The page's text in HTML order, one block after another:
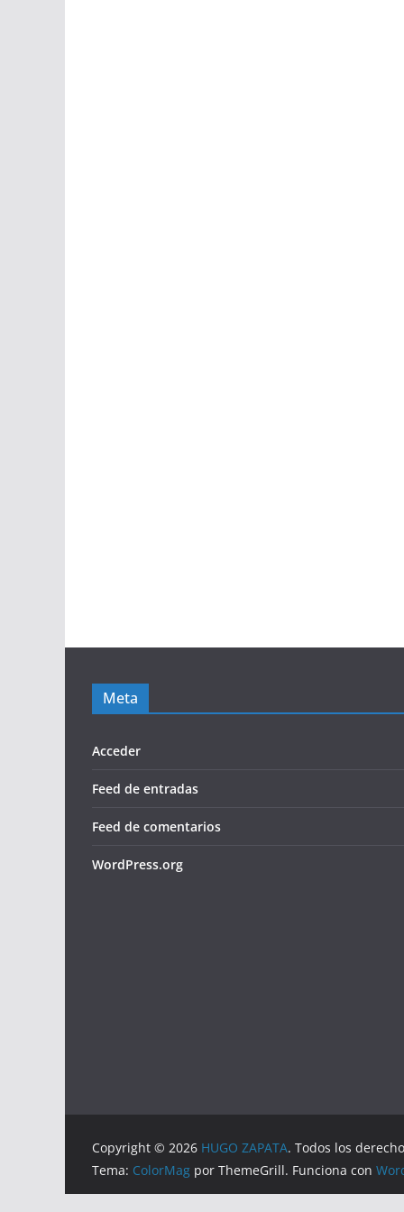
Meta
Acceder
Feed de entradas
Feed de comentarios
WordPress.org
Copyright © 2026 HUGO ZAPATA. Todos los
Tema: ColorMag por ThemeGrill. Funciona con